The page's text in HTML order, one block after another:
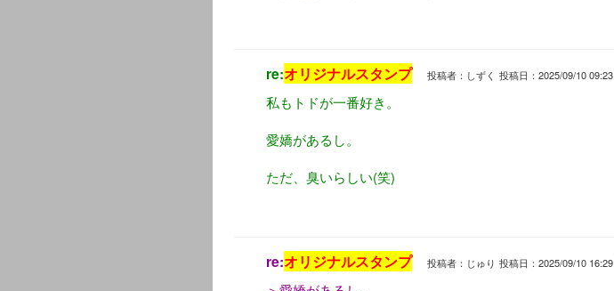
re:オリジナルスタンプ 投稿者：しずく 投稿日：2025/09/10 09:23
私もトドが一番好き。
愛嬌があるし。
ただ、臭いらしい(笑)
re:オリジナルスタンプ 投稿者：じゅり 投稿日：2025/09/10 16:29